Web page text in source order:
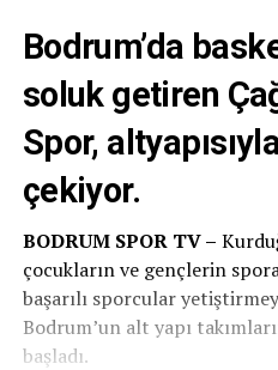
Bodrum’da
soluk getiren
Spor,
çekiyor.
BODRUM SPOR TV –
çocukların ve gençlerin
başarılı sporcular
Bodrum’un alt yapı
başladı.